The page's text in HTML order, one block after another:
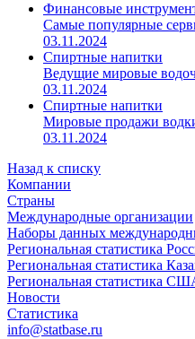
Финансовые
Самые популярные
03.11.2024
Спиртные напитки
Ведущие мировые
03.11.2024
Спиртные напитки
Мировые продажи
03.11.2024
Назад к списку
Компании
Страны
Международные организации
Наборы данных
Региональная статистика
Региональная статистика
Региональная статистика
Новости
Статистика
info@statbase.ru